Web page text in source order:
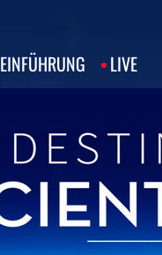
EINFÜHRUNG LIVE